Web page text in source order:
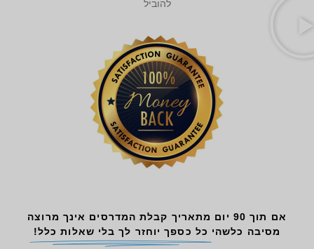
להוביל
אם תוך 90 יום מתאריך קבלת המדרסים אינך מרוצה
מסיבה כלשהי כל כספך יוחזר לך בלי שאלות כלל!